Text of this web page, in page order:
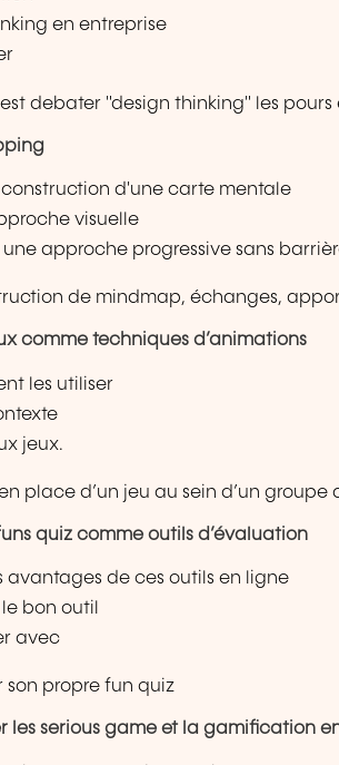
en entreprise
debater "design thinking" les pours
construction d'une carte mentale
visuelle
une approche progressive sans
de mindmap, échanges,
comme techniques d’animations
les utiliser
jeux.
place d’un jeu au sein d’un groupe
quiz comme outils d’évaluation
avantages de ces outils en ligne
bon outil
avec
son propre fun quiz
les serious game et la gamification